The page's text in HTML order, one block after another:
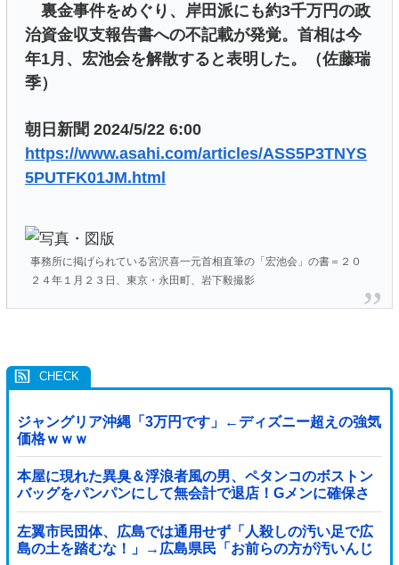
裏金事件をめぐり、岸田派にも約3千万円の政
治資金収支報告書への不記載が発覚。首相は今
年1月、宏池会を解散すると表明した。（佐藤瑞
季）
朝日新聞 2024/5/22 6:00
https://www.asahi.com/articles/ASS5P3TNYS
5PUTFK01JM.html
事務所に掲げられている宮沢喜一元首相直筆の「宏池会」の書＝２０
２４年１月２３日、東京・永田町、岩下毅撮影
ジャングリア沖縄「3万円です」←ディズニー超えの強気
価格ｗｗｗ
本屋に現れた異臭＆浮浪者風の男、ペタンコのボストン
バッグをパンパンにして無会計で退店！Gメンに確保さ
れ「なんで？」と本気で困惑ｗｗｗ
左翼市民団体、広島では通用せず「人殺しの汚い足で広
島の土を踏むな！」→広島県民「お前らの方が汚いんじ